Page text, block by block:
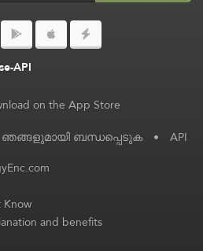
API
ഞങ്ങളുമായി ബന്ധപ്പെടുക • API
and benefits